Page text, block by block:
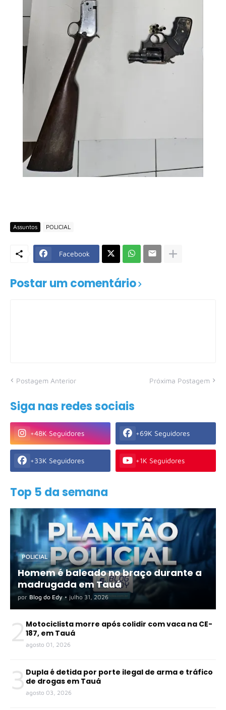
Assuntos POLICIAL
Facebook
Postar um comentário
Postagem Anterior Próxima Postagem
Siga nas redes sociais
+48K Seguidores +69K Seguidores
+33K Seguidores +1K Seguidores
Top 5 da semana
POLICIAL
Homem é baleado no braço durante a
madrugada em Tauá
por Blog do Edy • julho 31, 2026
2 Motociclista morre após colidir com vaca na CE-
187, em Tauá
agosto 01, 2026
3 Dupla é detida por porte ilegal de arma e tráfico
de drogas em Tauá
agosto 03, 2026